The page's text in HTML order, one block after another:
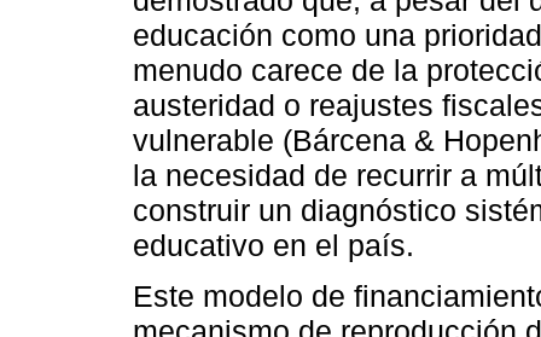
educación como una
menudo carece de la
austeridad o reajustes
vulnerable (Bárcena &
la necesidad de recurrir a
construir un diagnóstico
educativo en el país.
Este modelo de